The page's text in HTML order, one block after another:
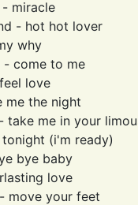
- miracle
- hot hot lover
why
come to me
love
me the night
take me in your
(i'm ready)
bye baby
love
move your feet